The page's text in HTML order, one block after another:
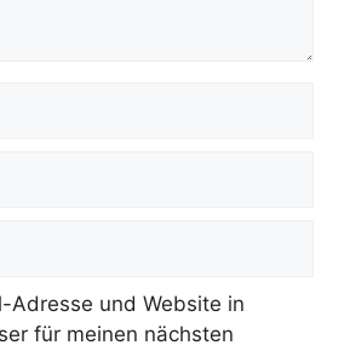
Adresse und Website in
für meinen nächsten